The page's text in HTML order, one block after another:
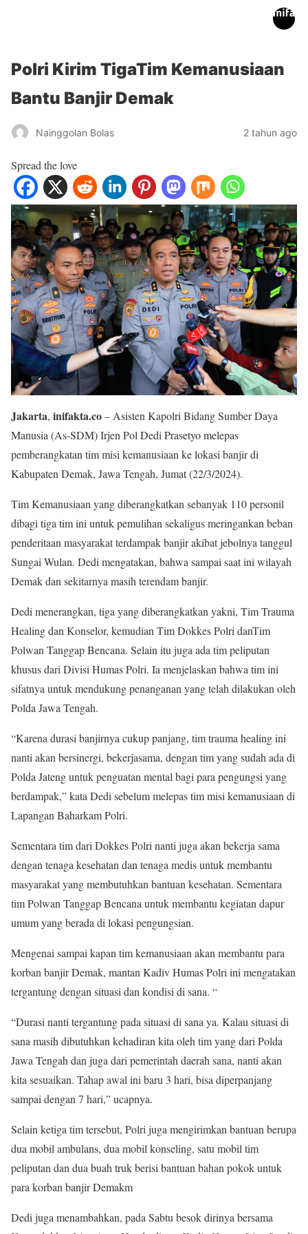
Polri Kirim TigaTim Kemanusiaan
Bantu Banjir Demak
Nainggolan Bolas 2 tahun ago
Spread the love
Jakarta, inifakta.co– Asisten Kapolri Bidang Sumber Daya
Manusia (As-SDM) Irjen Pol Dedi Prasetyo melepas
pemberangkatan tim misi kemanusiaan ke lokasi banjir di
Kabupaten Demak, Jawa Tengah, Jumat (22/3/2024).
Tim Kemanusiaan yang diberangkatkan sebanyak 110 personil
dibagi tiga tim ini untuk pemulihan sekaligus meringankan beban
penderitaan masyarakat terdampak banjir akibat jebolnya tanggul
Sungai Wulan. Dedi mengatakan, bahwa sampai saat ini wilayah
Demak dan sekitarnya masih terendam banjir.
Dedi menerangkan, tiga yang diberangkatkan yakni, Tim Trauma
Healing dan Konselor, kemudian Tim Dokkes Polri danTim
Polwan Tanggap Bencana. Selain itu juga ada tim peliputan
khusus dari Divisi Humas Polri. Ia menjelaskan bahwa tim ini
sifatnya untuk mendukung penanganan yang telah dilakukan oleh
Polda Jawa Tengah.
“Karena durasi banjirnya cukup panjang, tim trauma healing ini
nanti akan bersinergi, bekerjasama, dengan tim yang sudah ada di
Polda Jateng untuk penguatan mental bagi para pengungsi yang
berdampak,” kata Dedi sebelum melepas tim misi kemanusiaan di
Lapangan Baharkam Polri.
Sementara tim dari Dokkes Polri nanti juga akan bekerja sama
dengan tenaga kesehatan dan tenaga medis untuk membantu
masyarakat yang membutuhkan bantuan kesehatan. Sementara
tim Polwan Tanggap Bencana untuk membantu kegiatan dapur
umum yang berada di lokasi pengungsian.
Mengenai sampai kapan tim kemanusiaan akan membantu para
korban banjir Demak, mantan Kadiv Humas Polri ini mengatakan
tergantung dengan situasi dan kondisi di sana. “
“Durasi nanti tergantung pada situasi di sana ya. Kalau situasi di
sana masih dibutuhkan kehadiran kita oleh tim yang dari Polda
Jawa Tengah dan juga dari pemerintah daerah sana, nanti akan
kita sesuaikan. Tahap awal ini baru 3 hari, bisa diperpanjang
sampai dengan 7 hari,” ucapnya.
Selain ketiga tim tersebut, Polri juga mengirimkan bantuan berupa
dua mobil ambulans, dua mobil konseling, satu mobil tim
peliputan dan dua buah truk berisi bantuan bahan pokok untuk
para korban banjir Demakm
Dedi juga menambahkan, pada Sabtu besok dirinya bersama